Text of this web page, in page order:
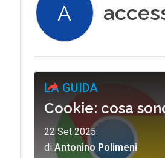
A
LA GUIDA
Cookie: cosa
22 Set 2025
di Antonino Polimeni